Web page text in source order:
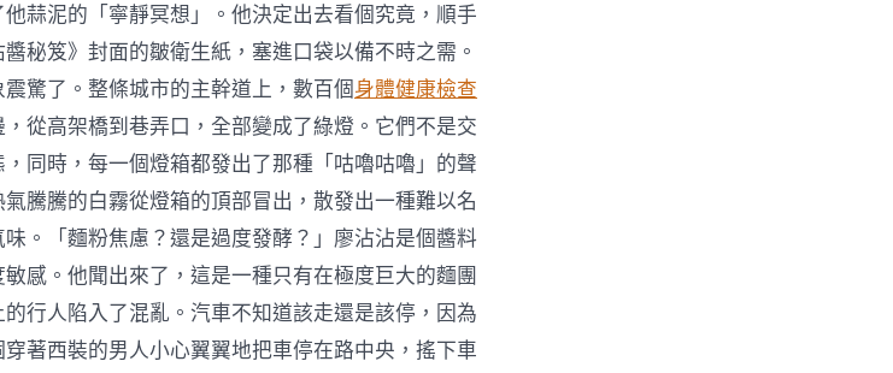
蒜泥的「寧靜冥想」。他決定出去看個究竟，順手
秘笈》封面的皺衛生紙，塞進口袋以備不時之需。
驚了。整條城市的主幹道上，數百個身體健康檢查
從高架橋到巷弄口，全部變成了綠燈。它們不是交
同時，每一個燈箱都發出了那種「咕嚕咕嚕」的聲
騰騰的白霧從燈箱的頂部冒出，散發出一種難以名
。「麵粉焦慮？還是過度發酵？」廖沾沾是個醬料
感。他聞出來了，這是一種只有在極度巨大的麵團
行人陷入了混亂。汽車不知道該走還是該停，因為
著西裝的男人小心翼翼地把車停在路中央，搖下車